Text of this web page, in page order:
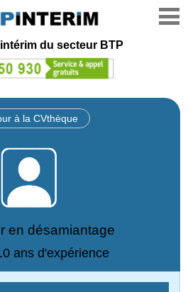
du secteur BTP
à la CVthèque
en désamiantage
ans d'expérience